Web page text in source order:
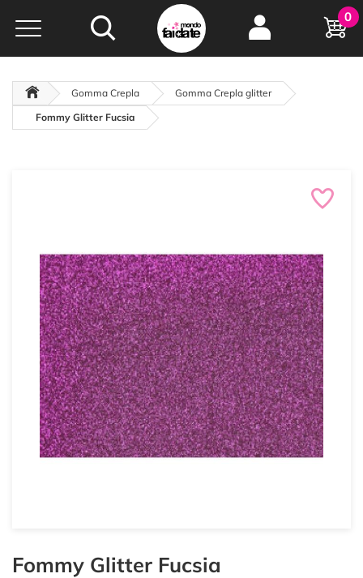
Hobby e
creatività...
oltre 15 anni online
0
Gomma Crepla
Gomma Crepla glitter
Fommy Glitter Fucsia
Fommy Glitter Fucsia